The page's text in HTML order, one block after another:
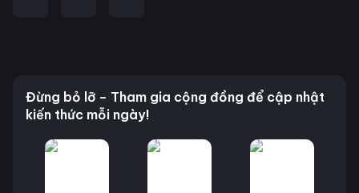
Đừng bỏ lỡ – Tham gia cộng đồng để cập nhật
kiến thức mỗi ngày!